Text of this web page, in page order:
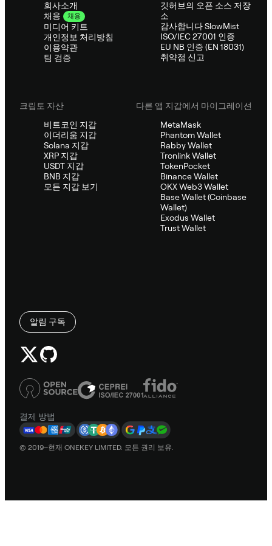
회사소개
채용
채용
미디어 키트
개인정보 처리방침
이용약관
팀 검증
깃허브의 오픈 소스 저장
소
감사합니다 SlowMist
ISO/IEC 27001 인증
EU NB 인증 (EN 18031)
취약점 신고
크립토 자산
비트코인 지갑
이더리움 지갑
Solana 지갑
XRP 지갑
USDT 지갑
BNB 지갑
모든 지갑 보기
다른 앱 지갑에서 마이그레이션
MetaMask
Phantom Wallet
Rabby Wallet
Tronlink Wallet
TokenPocket
Binance Wallet
OKX Web3 Wallet
Base Wallet (Coinbase
Wallet)
Exodus Wallet
Trust Wallet
알림 구독
결제 방법
© 2019–현재 ONEKEY LIMITED. 모든 권리 보유.